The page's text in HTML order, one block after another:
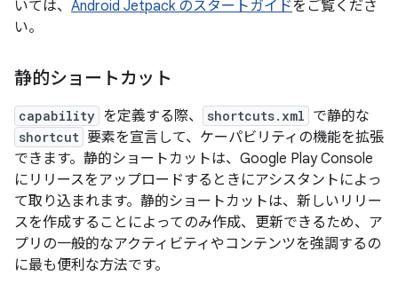
いては、 Android Jetpack のスタートガイドをご覧くださ
い。
静的ショートカット
capability を定義する際、 shortcuts.xml で静的な
shortcut 要素を宣言して、ケーパビリティの機能を拡張
できます。静的ショートカットは、Google Play Console
にリリースをアップロードするときにアシスタントによっ
て取り込まれます。静的ショートカットは、新しいリリー
スを作成することによってのみ作成、更新できるため、ア
プリの一般的なアクティビティやコンテンツを強調するの
に最も便利な方法です。